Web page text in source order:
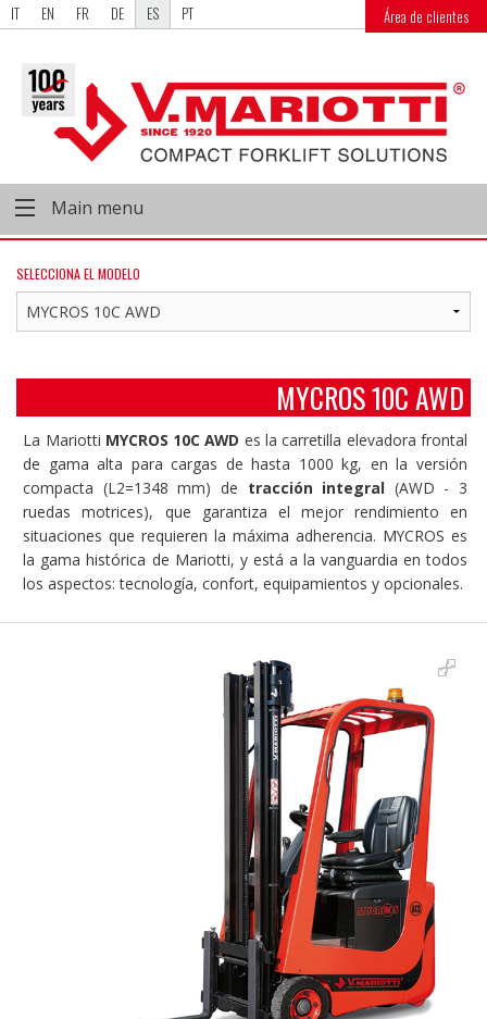
IT EN FR DE ES PT Área de clientes
Main menu
SELECCIONA EL MODELO
MYCROS 10C AWD
La Mariotti MYCROS 10C AWD es la carretilla elevadora frontal
de gama alta para cargas de hasta 1000 kg, en la versión
compacta (L2=1348 mm) de tracción integral (AWD - 3
ruedas motrices), que garantiza el mejor rendimiento en
situaciones que requieren la máxima adherencia. MYCROS es
la gama histórica de Mariotti, y está a la vanguardia en todos
los aspectos: tecnología, confort, equipamientos y opcionales.